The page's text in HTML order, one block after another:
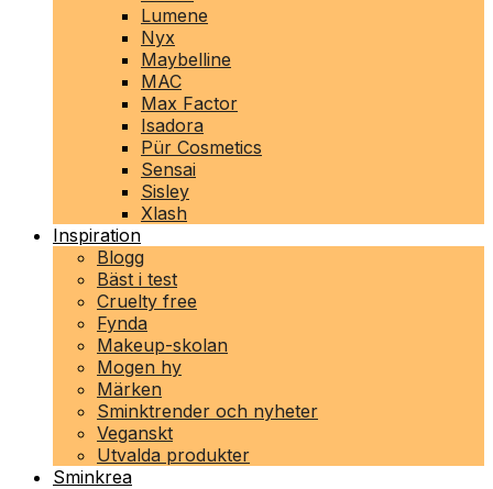
Lumene
Nyx
Maybelline
MAC
Max Factor
Isadora
Pür Cosmetics
Sensai
Sisley
Xlash
Inspiration
Blogg
Bäst i test
Cruelty free
Fynda
Makeup-skolan
Mogen hy
Märken
Sminktrender och nyheter
Veganskt
Utvalda produkter
Sminkrea